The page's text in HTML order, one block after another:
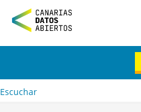
n
tEscuchar